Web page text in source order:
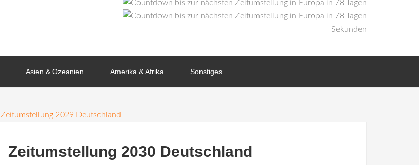
Sekunden
Asien & Ozeanien Amerika & Afrika Sonstiges
Zeitumstellung 2029 Deutschland
Zeitumstellung 2030 Deutschland